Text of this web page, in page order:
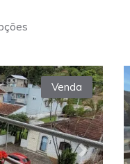
Next
Venda